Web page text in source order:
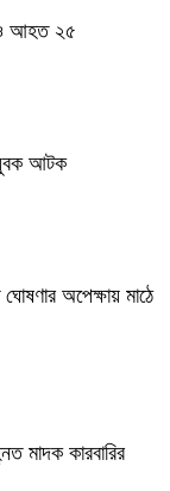
ও আহত ২৫
যুবক আটক
অপেক্ষায় মাঠে
মাদক কারবারির